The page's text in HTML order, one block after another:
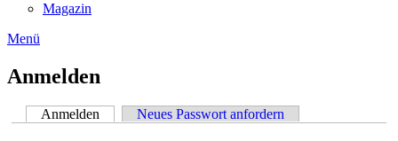
Magazin
Menü
Anmelden
Anmelden (aktiver Reiter)
Neues Passwort anfordern